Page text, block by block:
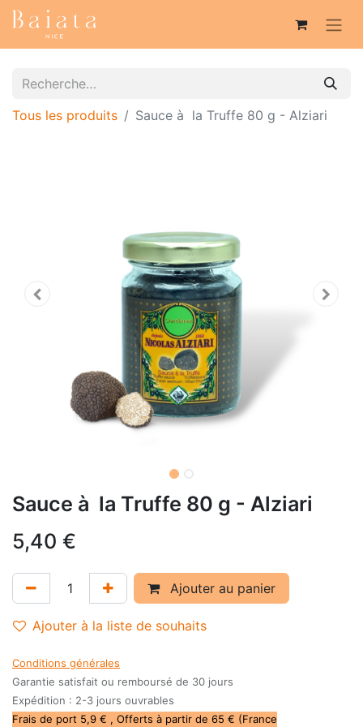
Tous les produits Sauce à la Truffe 80 g - Alziari
Sauce à la Truffe 80 g - Alziari
5,40 €
Ajouter au panier
Ajouter à la liste de souhaits
Conditions générales
Garantie satisfait ou remboursé de 30 jours
Expédition : 2-3 jours ouvrables
Frais de port 5,9 € , Offerts à partir de 65 € (France